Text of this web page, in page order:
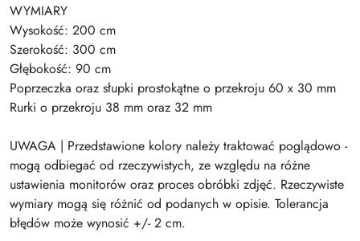
WYMIARY
Wysokość: 200 cm
Szerokość: 300 cm
Głębokość: 90 cm
Poprzeczka oraz słupki prostokątne o przekroju 60 x 30 mm
Rurki o przekroju 38 mm oraz 32 mm
UWAGA | Przedstawione kolory należy traktować poglądowo -
mogą odbiegać od rzeczywistych, ze względu na różne
ustawienia monitorów oraz proces obróbki zdjęć. Rzeczywiste
wymiary mogą się różnić od podanych w opisie. Tolerancja
błędów może wynosić +/- 2 cm.